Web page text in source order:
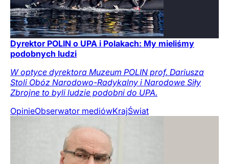
Dyrektor POLIN o UPA i Polakach: My mieliśmy
podobnych ludzi
W optyce dyrektora Muzeum POLIN prof. Dariusza
Stoli Obóz Narodowo-Radykalny i Narodowe Siły
Zbrojne to byli ludzie podobni do UPA.
OpinieObserwator mediówKrajŚwiat